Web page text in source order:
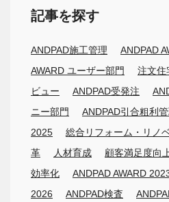
記事を探す
ANDPAD施工管理 ANDPAD
AWARD ユーザー部門
注文住
ビュー
ANDPAD受発注
ニー部門
ANDPAD引合粗利
2025
総合リフォーム・リノ
革
人材育成 顧客満足度向
効率化
ANDPAD AWARD
2026
ANDPAD検査